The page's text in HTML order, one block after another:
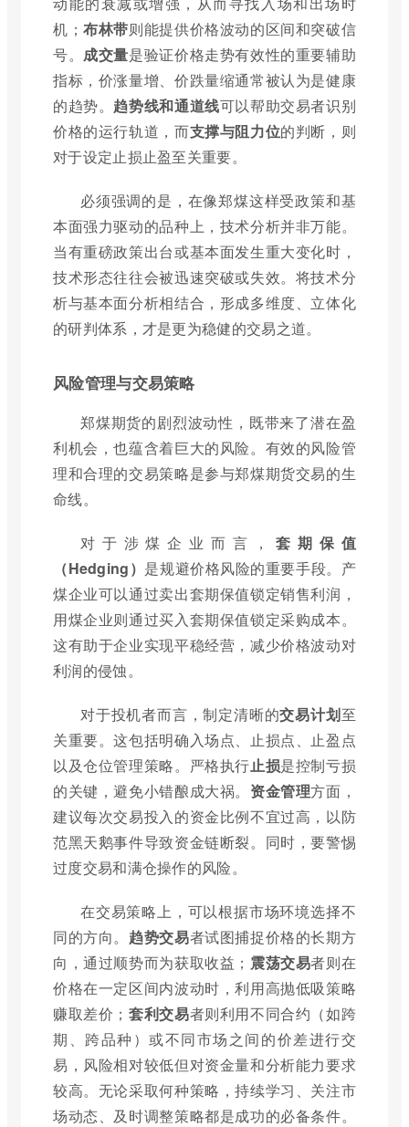
机； 布林带则能提供价格波动的区间和突破信
号。 成交量是验证价格走势有效性的重要辅助
指标，价涨量增、价跌量缩通常被认为是健康
的趋势。 趋势线和通道线可以帮助交易者识别
价格的运行轨道，而支撑与阻力位的判断，则
对于设定止损止盈至关重要。
必须强调的是，在像郑煤这样受政策和基
本面强力驱动的品种上，技术分析并非万能。
当有重磅政策出台或基本面发生重大变化时，
技术形态往往会被迅速突破或失效。将技术分
析与基本面分析相结合，形成多维度、立体化
的研判体系，才是更为稳健的交易之道。
风险管理与交易策略
郑煤期货的剧烈波动性，既带来了潜在盈
利机会，也蕴含着巨大的风险。有效的风险管
理和合理的交易策略是参与郑煤期货交易的生
命线。
对于涉煤企业而言，套期保值
（Hedging） 是规避价格风险的重要手段。产
煤企业可以通过卖出套期保值锁定销售利润，
用煤企业则通过买入套期保值锁定采购成本。
这有助于企业实现平稳经营，减少价格波动对
利润的侵蚀。
对于投机者而言，制定清晰的交易计划至
关重要。这包括明确入场点、止损点、止盈点
以及仓位管理策略。严格执行止损是控制亏损
的关键，避免小错酿成大祸。 资金管理方面，
建议每次交易投入的资金比例不宜过高，以防
范黑天鹅事件导致资金链断裂。同时，要警惕
过度交易和满仓操作的风险。
在交易策略上，可以根据市场环境选择不
同的方向。 趋势交易者试图捕捉价格的长期方
向，通过顺势而为获取收益； 震荡交易者则在
价格在一定区间内波动时，利用高抛低吸策略
赚取差价； 套利交易者则利用不同合约（如跨
期、跨品种）或不同市场之间的价差进行交
易，风险相对较低但对资金量和分析能力要求
较高。无论采取何种策略，持续学习、关注市
场动态、及时调整策略都是成功的必备条件。